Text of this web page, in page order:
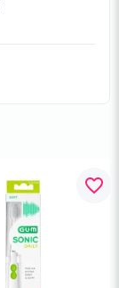
favorite_border